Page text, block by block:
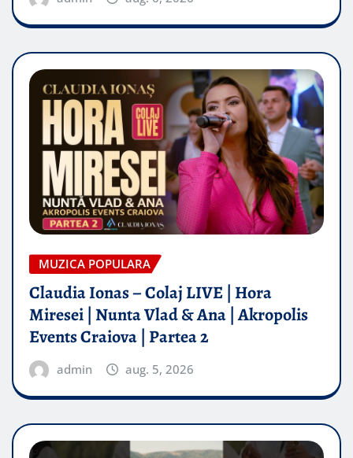
MUZICA POPULARA
Claudia Ionas – Colaj LIVE | Hora
Miresei | Nunta Vlad & Ana | Akropolis
Events Craiova | Partea 2
admin aug. 5, 2026